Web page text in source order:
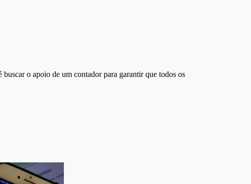
o apoio de um contador para garantir que todos os